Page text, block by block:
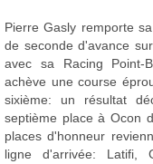
Pierre Gasly remporte
de seconde d'avance
avec sa Racing Point-
achève une course
sixième: un résultat
septième place à Ocon
places d'honneur
ligne d'arrivée: Latifi,